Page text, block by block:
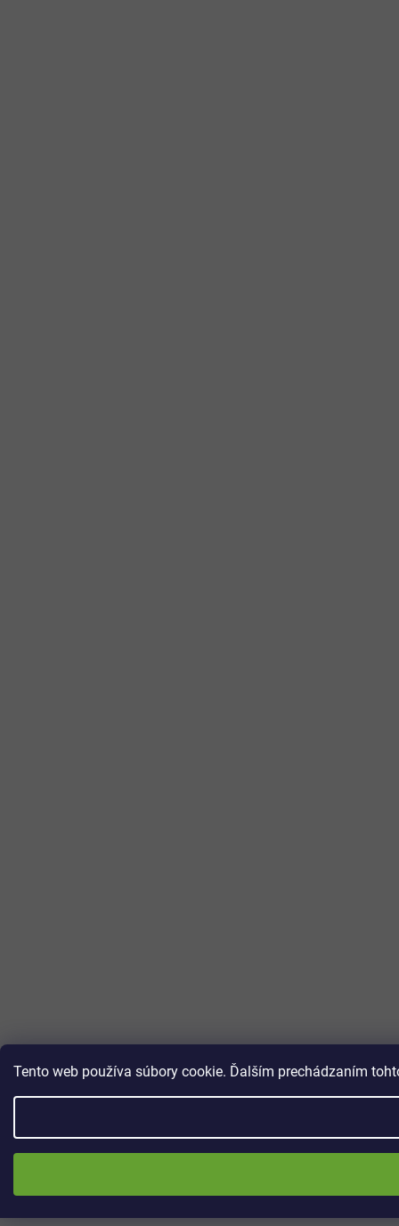
Tento web používa súbory cookie. Ďalším prechádzaním